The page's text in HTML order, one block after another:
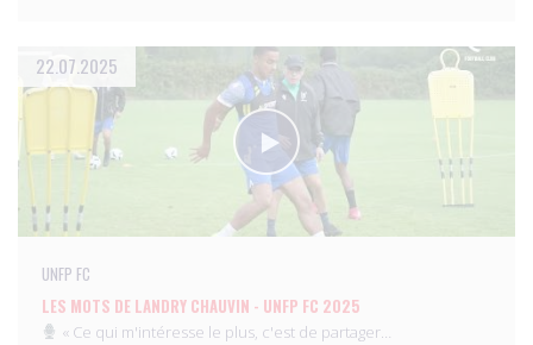
22.07.2025
UNFP FC
LES MOTS DE LANDRY CHAUVIN - UNFP FC 2025
« Ce qui m'intéresse le plus, c'est de partager…